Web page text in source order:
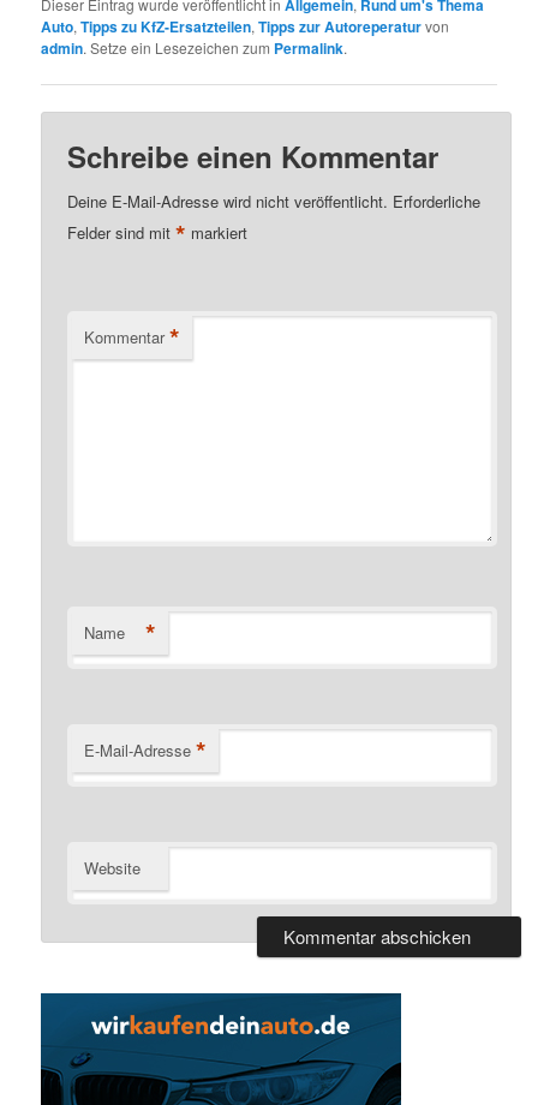
Dieser Eintrag wurde veröffentlicht inAllgemein, Rund um's Thema
Auto,Tipps zu KfZ-Ersatzteilen,Tipps zur Autoreperaturvon
admin. Setze ein Lesezeichen zum Permalink.
Schreibe einen Kommentar
Deine E-Mail-Adresse wird nicht veröffentlicht. Erforderliche
Felder sind mit* markiert
Kommentar *
Name *
E-Mail-Adresse *
Website